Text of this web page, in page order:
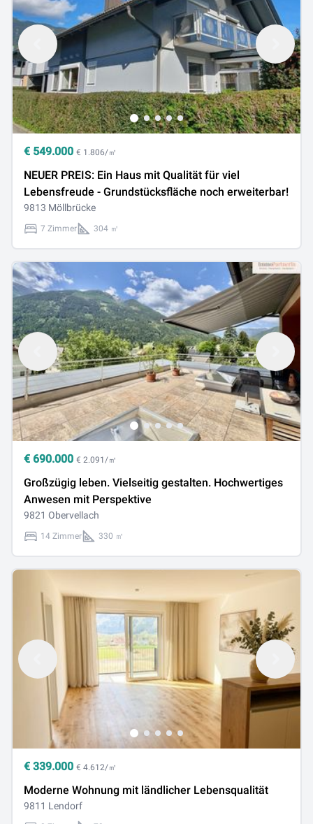
€ 549.000 € 1.806/㎡
NEUER PREIS: Ein Haus mit Qualität für viel
Lebensfreude - Grundstücksfläche noch erweiterbar!
9813 Möllbrücke
7 Zimmer 304 ㎡
€ 690.000 € 2.091/㎡
Großzügig leben. Vielseitig gestalten. Hochwertiges
Anwesen mit Perspektive
9821 Obervellach
14 Zimmer 330 ㎡
€ 339.000 € 4.612/㎡
Moderne Wohnung mit ländlicher Lebensqualität
9811 Lendorf